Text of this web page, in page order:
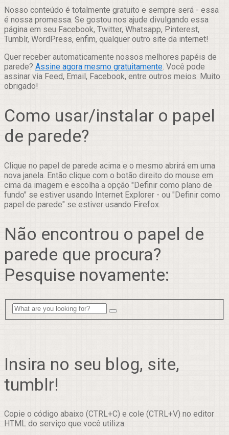
Nosso conteúdo é totalmente gratuito e sempre será - essa
é nossa promessa. Se gostou nos ajude divulgando essa
página em seu Facebook, Twitter, Whatsapp, Pinterest,
Tumblr, WordPress, enfim, qualquer outro site da internet!
Quer receber automaticamente nossos melhores papéis de
parede? Assine agora mesmo gratuitamente. Você pode
assinar via Feed, Email, Facebook, entre outros meios. Muito
obrigado!
Como usar/instalar o papel
de parede?
Clique no papel de parede acima e o mesmo abrirá em uma
nova janela. Então clique com o botão direito do mouse em
cima da imagem e escolha a opção "Definir como plano de
fundo" se estiver usando Internet Explorer - ou "Definir como
papel de parede" se estiver usando Firefox.
Não encontrou o papel de
parede que procura?
Pesquise novamente:
Insira no seu blog, site,
tumblr!
Copie o código abaixo (CTRL+C) e cole (CTRL+V) no editor
HTML do serviço que você utiliza.